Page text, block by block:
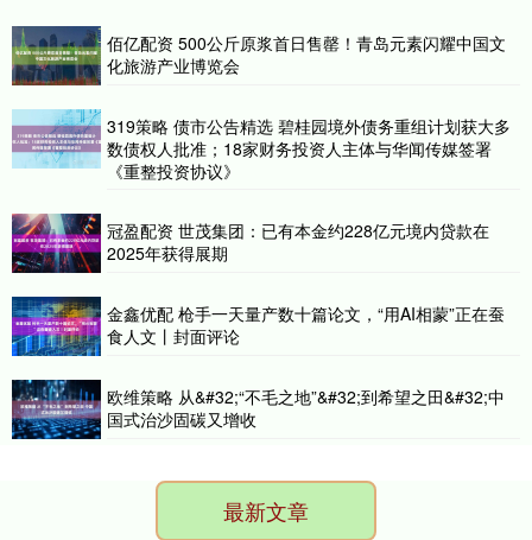
佰亿配资 500公斤原浆首日售罄！青岛元素闪耀中国文
化旅游产业博览会
319策略 债市公告精选 碧桂园境外债务重组计划获大多
数债权人批准；18家财务投资人主体与华闻传媒签署
《重整投资协议》
冠盈配资 世茂集团：已有本金约228亿元境内贷款在
2025年获得展期
金鑫优配 枪手一天量产数十篇论文，“用AI相蒙”正在蚕
食人文丨封面评论
欧维策略 从&#32;“不毛之地”&#32;到希望之田&#32;中
国式治沙固碳又增收
最新文章